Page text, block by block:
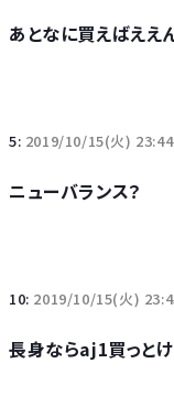
あとなに買えばええ
5: 2019/10/15(火)
ニューバランス？
10: 2019/10/15(火)
長身ならaj1買っと